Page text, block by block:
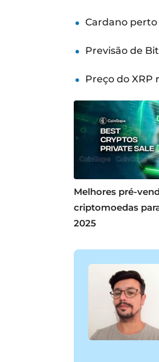
Cardano perto
Previsão de
Preço do XRP
Melhores pré-
criptomoedas
2025